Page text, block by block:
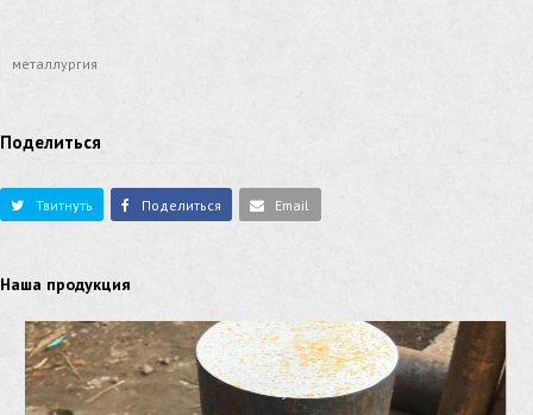
металлургия
Поделиться
Твитнуть Поделиться Email
Наша продукция